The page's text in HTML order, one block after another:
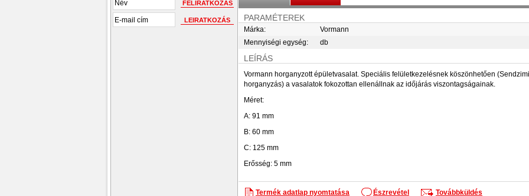
PARAMÉTEREK
Márka:
Vormann
Mennyiségi egység:
db
LEÍRÁS
Vormann horganyzott épületvasalat. Speciális felületkezelésnek köszönhetően
horganyzás) a vasalatok fokozottan ellenállnak az időjárás viszontagságainak.
Méret:
A: 91 mm
B: 60 mm
C: 125 mm
Erősség: 5 mm
Termék adatlap nyomtatása Észrevétel Továbbküldés